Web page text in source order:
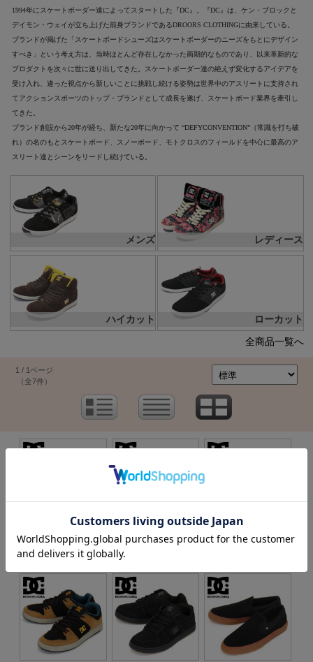
1994年にスケートボーダー達によってスタートした『DC』。『DC』は、ケン・ブロックと
デイモン・ウェイが立ち上げた前身ブランドであるDROORS CLOTHINGに由来している。
ブランドが掲げた「スケートボードシューズはスケートボーダーのニーズをもとにデザイン
すべき」という考え方は、当時ほとんど存在しなかった画期的なものであり、以来革新的な
プロダクトを次々に世に送り出してきた。スケートボーダー達の絶えず変化するアイデアを
受け入れ、違った視点から新しいことに挑戦し続ける姿勢は世界中のアスリートに支持され
てアクションスポーツのトップ・ブランドとして成長を遂げ、スケートボード業界を牽引し
てきた。
ブランド創設から20年が経ち、新たな20年に向かって “DEFYCONVENTION”（常識を打ち破
れ）の名のもとスケートボード、スノーボード、モトクロスのフィールドを中心に最高のア
スリート達とシーンをリードし続けている。
メンズ レディース
ハイカット
ローカット
全商品一覧へ
1 / 1ページ
（全7件）
価格：9,350円(本体 8,500
円、税 850円)
価格：9,350円(本体 8,500
円、税 850円)
価格：8,800円(本体 8,000